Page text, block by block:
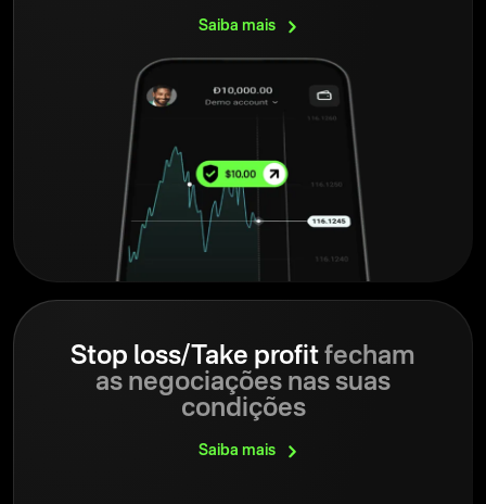
Saiba mais
Stop loss/Take profit fecham
as negociações nas suas
condições
Saiba mais